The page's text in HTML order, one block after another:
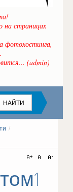
на страницах
фотохостинга,
(admin)
/